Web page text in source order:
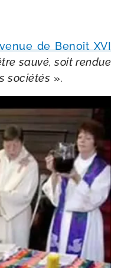
de Benoît XVI
sau­vé, soit ren­due
socié­tés ».